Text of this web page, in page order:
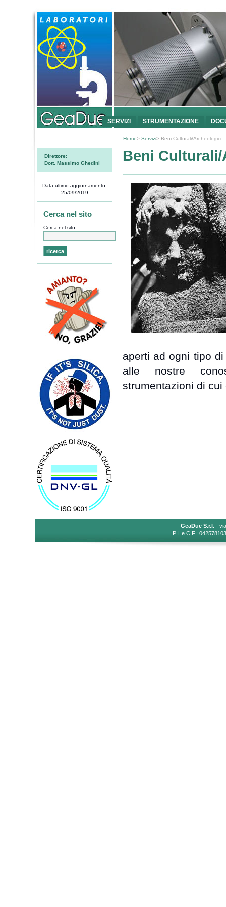
SERVIZI STRUMENTAZIONE
Home> Servizi> Beni Culturali/Archeologici
Direttore:
Dott. Massimo Ghedini
Data ultimo aggiornamento:
25/09/2019
Cerca nel sito
Cerca nel sito:
Beni
aperti ad ogni tipo
alle nostre
strumentazioni di
GeaDue S.r.l. -
P.I. e C.F.: